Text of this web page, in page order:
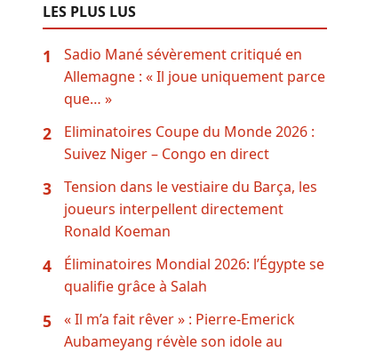
LES PLUS LUS
1
Sadio Mané sévèrement critiqué en
Allemagne : « Il joue uniquement parce
que… »
2
Eliminatoires Coupe du Monde 2026 :
Suivez Niger – Congo en direct
3
Tension dans le vestiaire du Barça, les
joueurs interpellent directement
Ronald Koeman
4
Éliminatoires Mondial 2026: l’Égypte se
qualifie grâce à Salah
5
« Il m’a fait rêver » : Pierre-Emerick
Aubameyang révèle son idole au